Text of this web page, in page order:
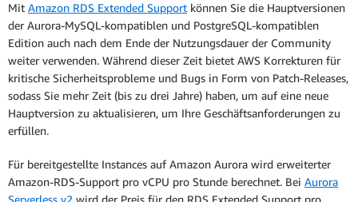
Mit Amazon RDS Extended Support können Sie die Hauptversionen
der Aurora-MySQL-kompatiblen und PostgreSQL-kompatiblen
Edition auch nach dem Ende der Nutzungsdauer der Community
weiter verwenden. Während dieser Zeit bietet AWS Korrekturen für
kritische Sicherheitsprobleme und Bugs in Form von Patch-Releases,
sodass Sie mehr Zeit (bis zu drei Jahre) haben, um auf eine neue
Hauptversion zu aktualisieren, um Ihre Geschäftsanforderungen zu
erfüllen.
Für bereitgestellte Instances auf Amazon Aurora wird erweiterter
Amazon-RDS-Support pro vCPU pro Stunde berechnet. Bei Aurora
Serverless v2 wird der Preis für den RDS Extended Support pro